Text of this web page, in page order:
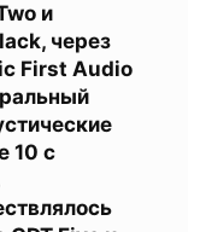
и
через
First Audio
10 с